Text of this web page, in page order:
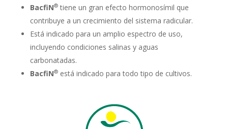
BacfiN®tiene un gran efecto hormonosímil que
contribuye a un crecimiento del sistema radicular.
Está indicado para un amplio espectro de uso,
incluyendo condiciones salinas y aguas
carbonatadas.
BacfiN®está indicado para todo tipo de cultivos.